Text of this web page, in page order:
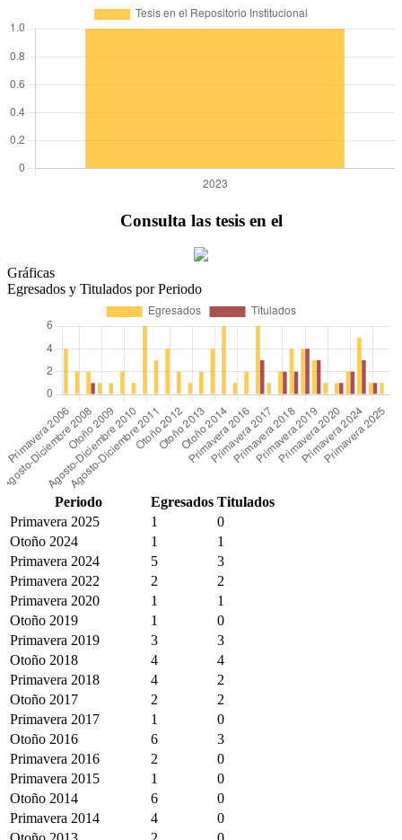
Consulta las tesis en el
Gráficas
Egresados y Titulados por Periodo
Periodo Egresados Titulados
Primavera 2025
1
0
Otoño 2024
1
1
Primavera 2024
5
3
Primavera 2022
2
2
Primavera 2020
1
1
Otoño 2019
1
0
Primavera 2019
3
3
Otoño 2018
4
4
Primavera 2018
4
2
Otoño 2017
2
2
Primavera 2017
1
0
Otoño 2016
6
3
Primavera 2016
2
0
Primavera 2015
1
0
Otoño 2014
6
0
Primavera 2014
4
0